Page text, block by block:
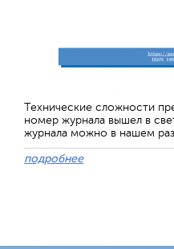
Технические сложности
номер журнала вышел в
журнала можно в нашем
подробнее